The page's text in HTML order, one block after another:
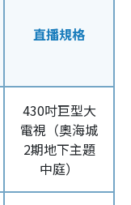
直播規格
430吋巨型大
電視（奧海城
2期地下主題
中庭）